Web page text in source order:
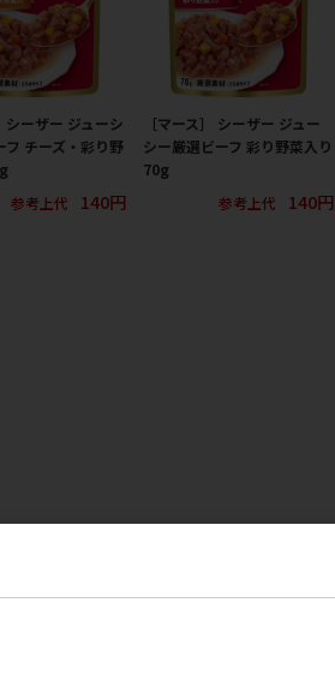
シーザー ジューシ
フ チーズ・彩り野
参考上代
140円
［マース］ シーザー ジュー
シー厳選ビーフ 彩り野菜入り
70g
参考上代
140円
25件中 1〜25件目